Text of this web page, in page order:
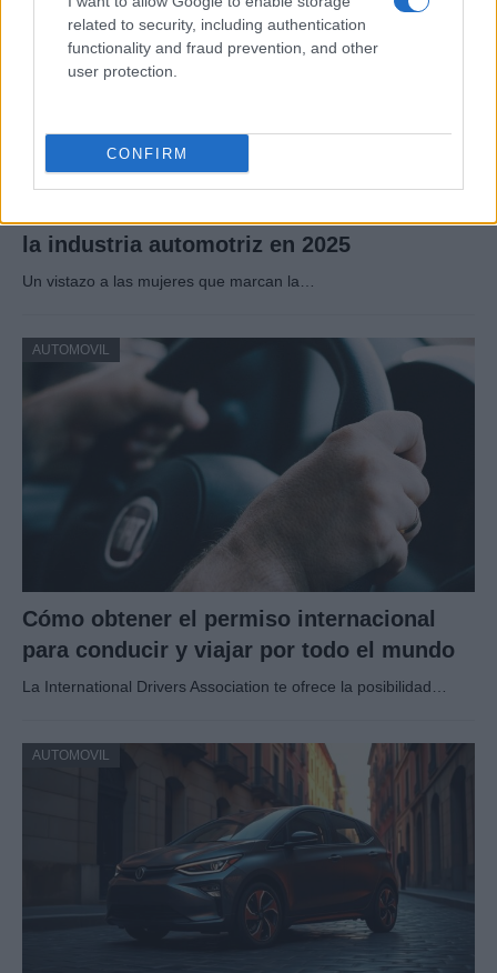
related to security, including authentication
functionality and fraud prevention, and other
user protection.
CONFIRM
la industria automotriz en 2025
Un vistazo a las mujeres que marcan la…
AUTOMOVIL
Cómo obtener el permiso internacional
para conducir y viajar por todo el mundo
La International Drivers Association te ofrece la posibilidad…
AUTOMOVIL